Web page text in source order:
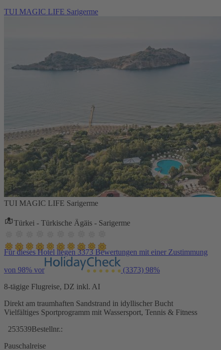
TUI MAGIC LIFE Sarigerme
TUI MAGIC LIFE Sarigerme
Türkei - Türkische Ägäis - Sarigerme
Für dieses Hotel liegen 3373 Bewertungen mit einer Zustimmung
von 98% vor (3373) 98%
8-tägige Flugreise, DZ inkl. AI
Direkt am traumhaften Sandstrand in idyllischer Bucht
Vielfältiges Sportprogramm mit Wassersport, Tennis & Fitness
253539Bestellnr.:
Pauschalreise